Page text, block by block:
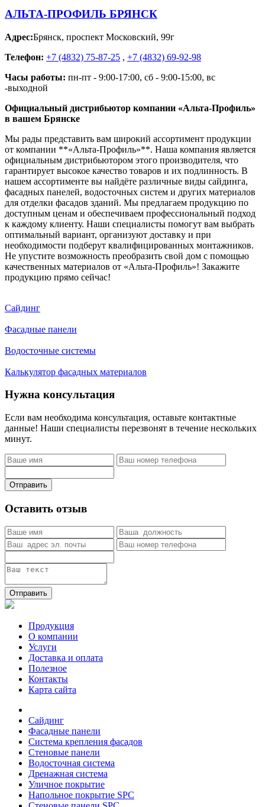
АЛЬТА-ПРОФИЛЬ БРЯНСК
Адрес:Брянск, проспект Московский, 99г
Телефон: +7 (4832) 75-87-25 , +7 (4832) 69-92-98
Часы работы: пн-пт - 9:00-17:00, сб - 9:00-15:00, вс
-выходной
Официальный дистрибьютор компании «Альта-Профиль»
в вашем Брянске
Мы рады представить вам широкий ассортимент продукции
от компании **«Альта-Профиль»**. Наша компания является
официальным дистрибьютором этого производителя, что
гарантирует высокое качество товаров и их подлинность. В
нашем ассортименте вы найдёте различные виды сайдинга,
фасадных панелей, водосточных систем и других материалов
для отделки фасадов зданий. Мы предлагаем продукцию по
доступным ценам и обеспечиваем профессиональный подход
к каждому клиенту. Наши специалисты помогут вам выбрать
оптимальный вариант, организуют доставку и при
необходимости подберут квалифицированных монтажников.
Не упустите возможность преобразить свой дом с помощью
качественных материалов от «Альта-Профиль»! Закажите
продукцию прямо сейчас!
Сайдинг
Фасадные панели
Водосточные системы
Калькулятор фасадных материалов
Нужна консультация
Если вам необходима консультация, оставьте контактные
данные! Наши специалисты перезвонят в течение нескольких
минут.
Отправить
Оставить отзыв
Отправить
Продукция
О компании
Услуги
Доставка и оплата
Полезное
Контакты
Карта сайта
Сайдинг
Фасадные панели
Система крепления фасадов
Стеновые панели
Водосточная система
Дренажная система
Уличное покрытие
Напольное покрытие SPC